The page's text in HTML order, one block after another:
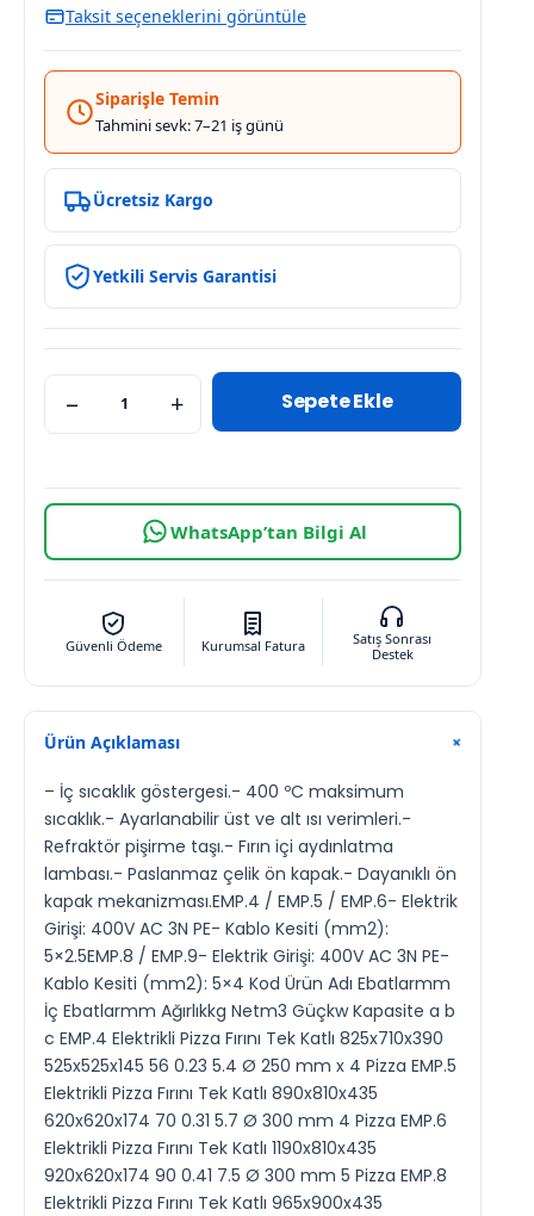
Taksit seçeneklerini görüntüle
Siparişle Temin
Tahmini sevk: 7–21 iş günü
Ücretsiz Kargo
Yetkili Servis Garantisi
− + Sepete Ekle
WhatsApp’tan Bilgi Al
Güvenli Ödeme Kurumsal Fatura
Satış Sonrası
Destek
Ürün Açıklaması +
– İç sıcaklık göstergesi.- 400 ºC maksimum
sıcaklık.- Ayarlanabilir üst ve alt ısı verimleri.-
Refraktör pişirme taşı.- Fırın içi aydınlatma
lambası.- Paslanmaz çelik ön kapak.- Dayanıklı ön
kapak mekanizması.EMP.4 / EMP.5 / EMP.6- Elektrik
Girişi: 400V AC 3N PE- Kablo Kesiti (mm2):
5×2.5EMP.8 / EMP.9- Elektrik Girişi: 400V AC 3N PE-
Kablo Kesiti (mm2): 5×4 Kod Ürün Adı Ebatlarmm
İç Ebatlarmm Ağırlıkkg Netm3 Güçkw Kapasite a b
c EMP.4 Elektrikli Pizza Fırını Tek Katlı 825x710x390
525x525x145 56 0.23 5.4 Ø 250 mm x 4 Pizza EMP.5
Elektrikli Pizza Fırını Tek Katlı 890x810x435
620x620x174 70 0.31 5.7 Ø 300 mm 4 Pizza EMP.6
Elektrikli Pizza Fırını Tek Katlı 1190x810x435
920x620x174 90 0.41 7.5 Ø 300 mm 5 Pizza EMP.8
Elektrikli Pizza Fırını Tek Katlı 965x900x435